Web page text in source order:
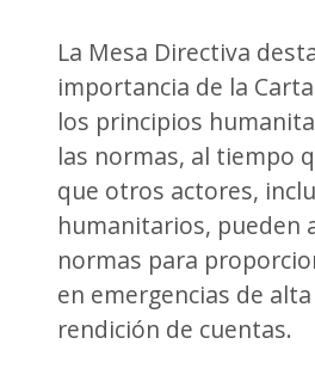
La Mesa Directiva
importancia de la
los principios
las normas, al tiempo
que otros actores,
humanitarios, pueden
normas para
en emergencias de
rendición de cuentas.